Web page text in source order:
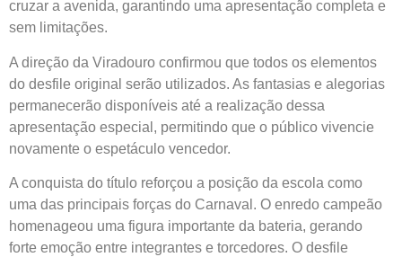
cruzar a avenida, garantindo uma apresentação completa e
sem limitações.
A direção da Viradouro confirmou que todos os elementos
do desfile original serão utilizados. As fantasias e alegorias
permanecerão disponíveis até a realização dessa
apresentação especial, permitindo que o público vivencie
novamente o espetáculo vencedor.
A conquista do título reforçou a posição da escola como
uma das principais forças do Carnaval. O enredo campeão
homenageou uma figura importante da bateria, gerando
forte emoção entre integrantes e torcedores. O desfile